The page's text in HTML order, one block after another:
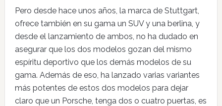
Pero desde hace unos años, la marca de Stuttgart,
ofrece también en su gama un SUV y una berlina, y
desde el lanzamiento de ambos, no ha dudado en
asegurar que los dos modelos gozan del mismo
espíritu deportivo que los demás modelos de su
gama. Además de eso, ha lanzado varias variantes
más potentes de estos dos modelos para dejar
claro que un Porsche, tenga dos o cuatro puertas, es